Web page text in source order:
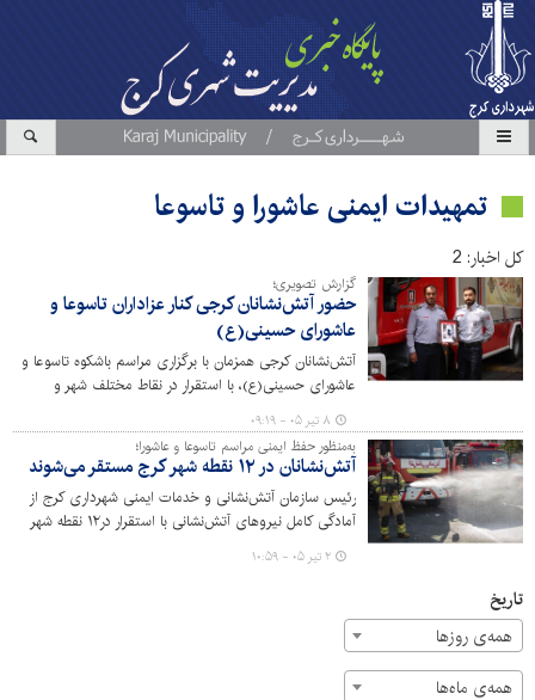
تمهیدات ایمنی عاشورا و تاسوعا
کل اخبار: 2
گزارش تصویری؛
حضور آتش‌نشانان کرجی کنار عزاداران تاسوعا و
عاشورای حسینی(ع)
آتش‌نشانان کرجی همزمان با برگزاری مراسم باشکوه تاسوعا و
عاشورای حسینی(ع)، با استقرار در نقاط مختلف شهر و
آمادگی کامل عملیاتی، ایمنی عزاداران را تامین کردند.
۸ تیر ۰۵ - ۰۹:۱۹
به‌منظور حفظ ایمنی مراسم تاسوعا و عاشورا؛
آتش‌نشانان در ۱۲ نقطه شهر کرج مستقر می‌شوند
رئیس سازمان آتش‌نشانی و خدمات ایمنی شهرداری کرج از
آمادگی کامل نیروهای آتش‌نشانی با استقرار در۱۲ نقطه شهر
برای تامین ایمنی مراسم تاسوعا و عاشورای حسینی (ع) خبر
داد.
۲ تیر ۰۵ - ۱۰:۵۹
تاریخ
همه‌ی روزها
همه‌ی ماه‌ها